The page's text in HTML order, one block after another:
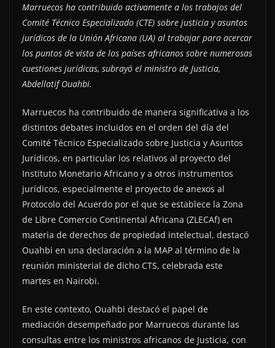
Marruecos ha contribuido activamente a los trabajos del
Comité Técnico Especializado (CTE) sobre justicia y asuntos
jurídicos de la Unión Africana (UA) al trabajar para acercar
los puntos de vista de los países africanos sobre numerosas
cuestiones jurídicas, subrayó el ministro de Justicia,
Abdellatif Ouahbi.
Marruecos ha contribuido de manera significativa a los
distintos debates incluidos en el orden del día del
Comité Técnico Especializado sobre Justicia y Asuntos
Jurídicos, en particular los relativos al proyecto del
Instituto Monetario Africano y a otros instrumentos
jurídicos, especialmente el proyecto de anexos al
Protocolo del Acuerdo por el que se establece la Zona
de Libre Comercio Continental Africana (ZLECAf) en
materia de derechos de propiedad intelectual, destacó
Ouahbi en una declaración a la MAP al término de la
reunión ministerial de dicho CTS, celebrada este
martes en Nairobi.
En este contexto, Ouahbi destacó el papel de
mediación desempeñado por Marruecos durante las
consultas entre los ministros africanos de Justicia, con